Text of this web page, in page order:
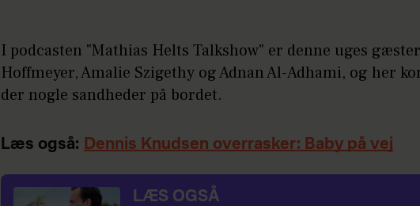
I podcasten "Mathias Helts Talkshow" er denne uges
Hoffmeyer, Amalie Szigethy og Adnan Al-Adhami, og her
der nogle sandheder på bordet.
Læs også: Dennis Knudsen overrasker: Baby på vej
LÆS OGSÅ